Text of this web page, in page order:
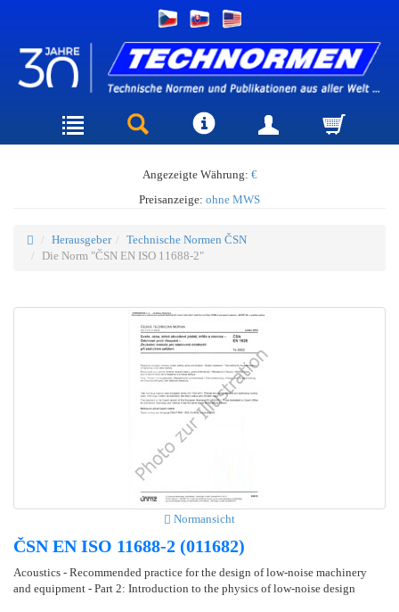
Angezeigte Währung: €
Preisanzeige: ohne MWS
Herausgeber
Technische Normen ČSN
Die Norm "ČSN EN ISO 11688-2"
Normansicht
ČSN EN ISO 11688-2 (011682)
Acoustics - Recommended practice for the design of low-noise machinery
and equipment - Part 2: Introduction to the physics of low-noise design